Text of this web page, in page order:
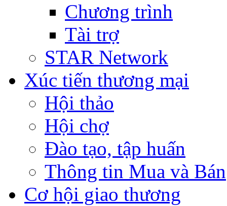
Chương trình
Tài trợ
STAR Network
Xúc tiến thương mại
Hội thảo
Hội chợ
Đào tạo, tập huấn
Thông tin Mua và Bán
Cơ hội giao thương